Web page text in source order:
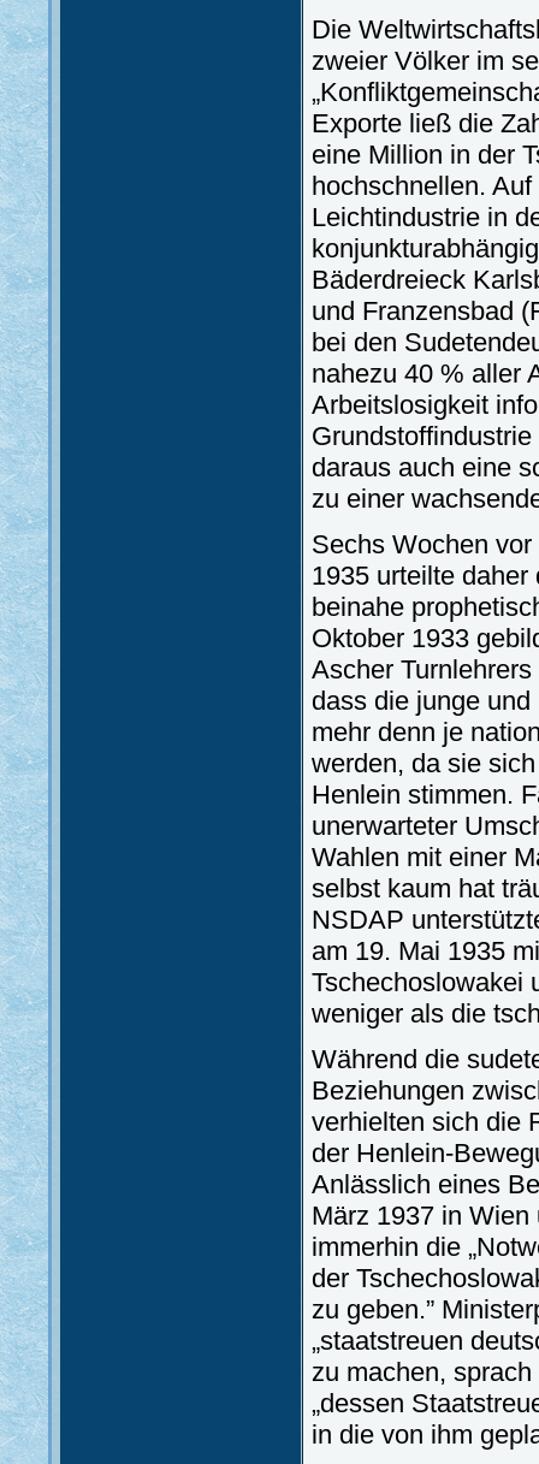
Die
zweier Völker im
Exporte ließ die
eine Million in der
hochschnellen.
Leichtindustrie in
Bäderdreieck
und Franzensbad
bei den
nahezu 40 % aller
Arbeitslosigkeit
daraus auch eine
zu einer
Sechs Wochen
1935 urteilte
beinahe
Oktober 1933
Ascher
dass die junge
mehr denn je
werden, da sie
Henlein stimmen.
unerwarteter
Wahlen mit einer
selbst kaum hat
NSDAP
am 19. Mai 1935
Tschechoslowakei
weniger als die
Während die
Beziehungen
verhielten sich die
der Henlein-
Anlässlich eines
März 1937 in
immerhin die
der
zu geben.”
„staatstreuen
zu machen,
„dessen
in die von ihm